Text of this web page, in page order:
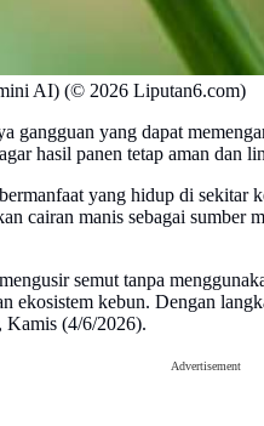
AI) (© 2026 Liputan6.com)
gangguan yang dapat
hasil panen tetap aman dan
yang hidup di
cairan manis sebagai
semut tanpa
kebun. Dengan
Kamis (4/6/2026).
Advertisement